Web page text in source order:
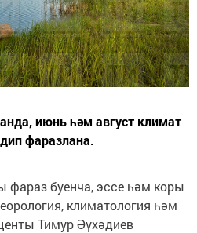
июнь һәм август климат
фаразлана.
фараз буенча, эссе һәм коры
климатология һәм
Тимур Әүхәдиев